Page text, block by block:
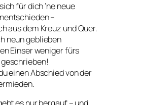
für dich ’ne neue
–
aus dem Kreuz und Quer.
neun geblieben
Einser weniger fürs
einen Abschied von der